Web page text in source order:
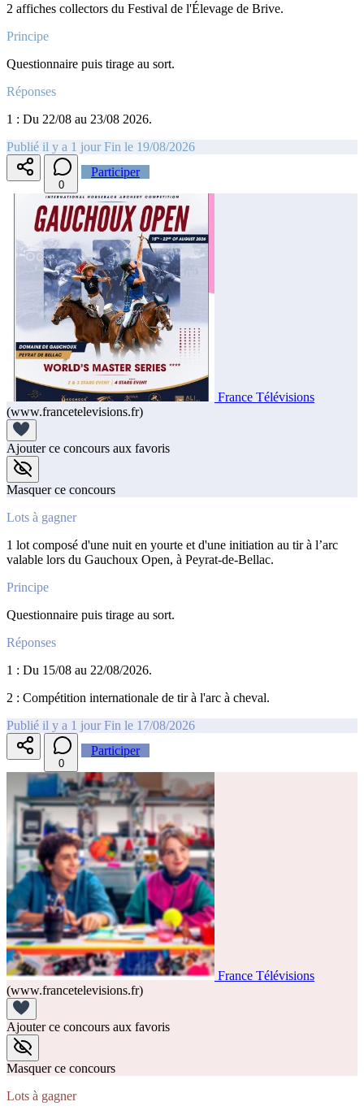
2 affiches collectors du Festival de l'Élevage de Brive.
Principe
Questionnaire puis tirage au sort.
Réponses
1 : Du 22/08 au 23/08 2026.
Publié il y a 1 jour Fin le 19/08/2026
0
Participer
France Télévisions
(www.francetelevisions.fr)
Ajouter ce concours aux favoris
Masquer ce concours
Lots à gagner
1 lot composé d'une nuit en yourte et d'une initiation au tir à l’arc
valable lors du Gauchoux Open, à Peyrat-de-Bellac.
Principe
Questionnaire puis tirage au sort.
Réponses
1 : Du 15/08 au 22/08/2026.
2 : Compétition internationale de tir à l'arc à cheval.
Publié il y a 1 jour Fin le 17/08/2026
0
Participer
France Télévisions
(www.francetelevisions.fr)
Ajouter ce concours aux favoris
Masquer ce concours
Lots à gagner